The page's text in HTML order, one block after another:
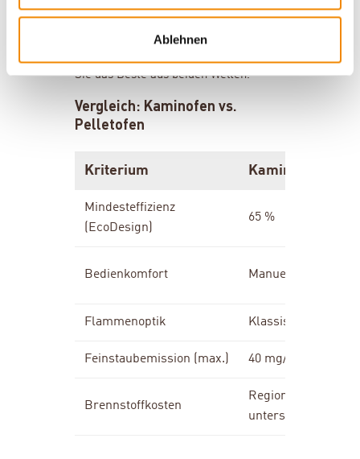
Ablehnen
Kombiöfenan, die sowohl mit
Holzscheiten als auch mit Pellets
Sie das Beste aus beiden Welten.
Vergleich: Kaminofen vs.
Pelletofen
Kriterium Kaminofen
Mindesteffizienz
(EcoDesign)
65 %
Bedienkomfort Manuell
Flammenoptik Klassisch, lebhaft
Feinstaubemission (max.) 40 mg/m³
Brennstoffkosten
Regional
unterschiedlich